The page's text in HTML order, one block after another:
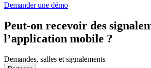
Demander une démo
Peut-on recevoir des
l’application mobile ?
Demandes, salles et signalements